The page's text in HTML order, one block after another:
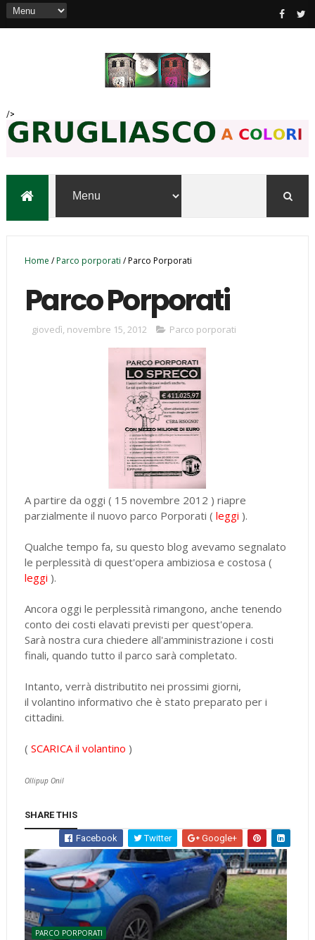
/>
Home /Parco porporati /Parco Porporati
Parco Porporati
giovedì, novembre 15, 2012 Parco porporati
A partire da oggi ( 15 novembre 2012 ) riapre
parzialmente il nuovo parco Porporati ( leggi ).
Qualche tempo fa, su questo blog avevamo segnalato
le perplessità di quest'opera ambiziosa e costosa (
leggi ).
Ancora oggi le perplessità rimangono, anche tenendo
conto dei costi elavati previsti per quest'opera.
Sarà nostra cura chiedere all'amministrazione i costi
finali, quando tutto il parco sarà completato.
Intanto, verrà distributito nei prossimi giorni,
il volantino informativo che è stato preparato per i
cittadini.
( SCARICA il volantino )
Ollipup Onil
SHARE THIS
Facebook Twitter Google+
PARCO PORPORATI